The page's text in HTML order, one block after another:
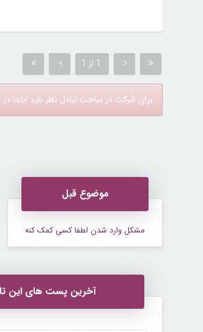
1 از 1
برای شرکت در مباحث تبادل نظر باید ابتدا
موضوع قبل
مشکل وارد شدن لطفا کسی کمک کنه
آخرین پست های این